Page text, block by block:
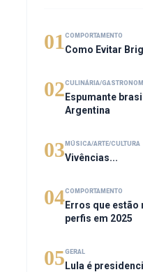
01 COMPORTAMENTO
Como Evitar
02CULINÁRIA/
Espumante
Argentina
03 MÚSICA/ARTE/CULTURA
Vivências...
04COMPORTAMENTO
Erros que estão
perfis em 2025
05GERAL
Lula é